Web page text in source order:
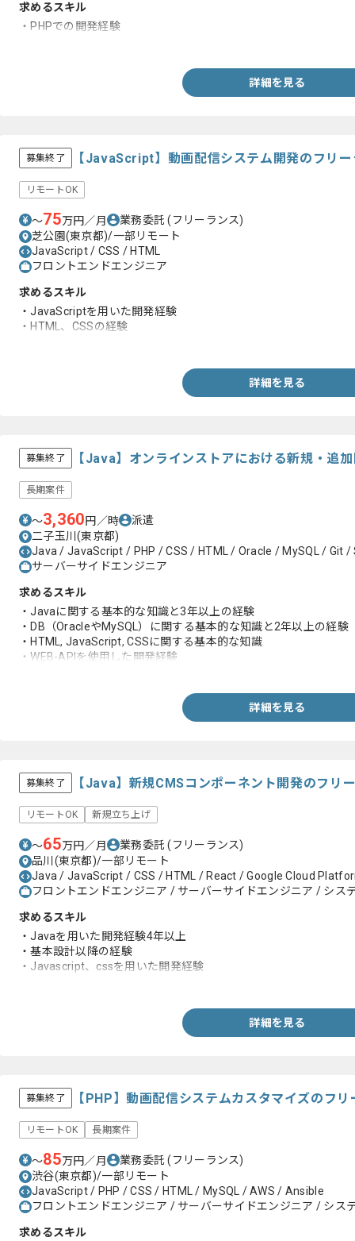
求めるスキル
・PHPでの開発経験
詳細を見る
募集終了 【JavaScript】動画配信システム開発のフリ
リモートOK
〜75万円／月 業務委託(フリーランス)
芝公園(東京都)/一部リモート
JavaScript / CSS / HTML
フロントエンドエンジニア
求めるスキル
・JavaScriptを用いた開発経験
・HTML、CSSの経験
詳細を見る
募集終了 【Java】オンラインストアにおける新規・追
長期案件
〜3,360円／時
派遣
二子玉川(東京都)
Java / JavaScript / PHP / CSS / HTML / Oracle / MySQL / Git /
サーバーサイドエンジニア
求めるスキル
・Javaに関する基本的な知識と3年以上の経験
・DB（OracleやMySQL）に関する基本的な知識と2年以上の経験
・HTML, JavaScript, CSSに関する基本的な知識
・WEB-APIを使用した開発経験
・Gitに関する基本的な知識と1年以上の経験
・3年以上のIDEを利用した開発経験
詳細を見る
募集終了 【Java】新規CMSコンポーネント開発のフリ
リモートOK 新規立ち上げ
〜65万円／月 業務委託(フリーランス)
品川(東京都)/一部リモート
Java / JavaScript / CSS / HTML / React / Google Cloud
フロントエンドエンジニア / サーバーサイドエンジニア / シス
求めるスキル
・Javaを用いた開発経験4年以上
・基本設計以降の経験
・Javascript、cssを用いた開発経験
詳細を見る
募集終了 【PHP】動画配信システムカスタマイズのフ
リモートOK 長期案件
〜85万円／月 業務委託(フリーランス)
渋谷(東京都)/一部リモート
JavaScript / PHP / CSS / HTML / MySQL / AWS / Ansible
フロントエンドエンジニア / サーバーサイドエンジニア / シス
求めるスキル